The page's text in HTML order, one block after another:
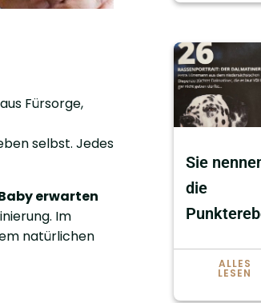
Fürsorge,
selbst. Jedes
erwarten
Im
natürlichen
Sie
die
ALLES
LESEN